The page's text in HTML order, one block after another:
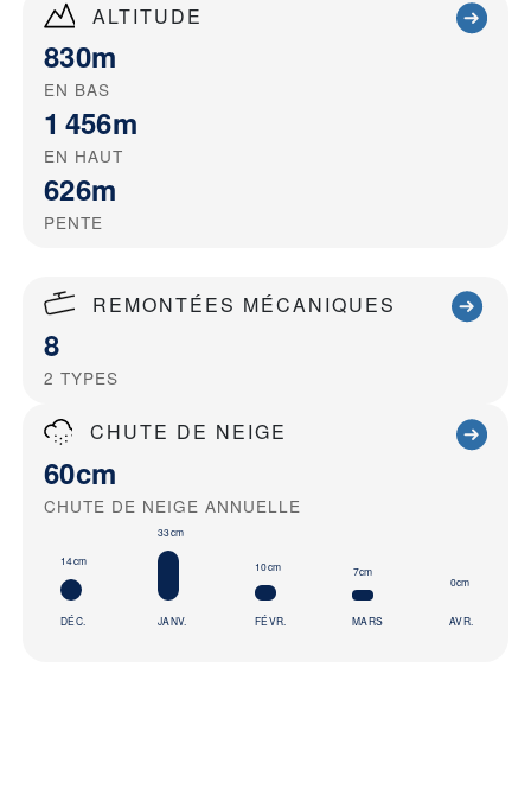
ALTITUDE
830m
EN BAS
1 456m
EN HAUT
626m
PENTE
REMONTÉES MÉCANIQUES
8
2 TYPES
CHUTE DE NEIGE
60cm
CHUTE DE NEIGE ANNUELLE
14cm
DÉC.
33cm
JANV.
10cm
FÉVR.
7cm
MARS
0cm
AVR.